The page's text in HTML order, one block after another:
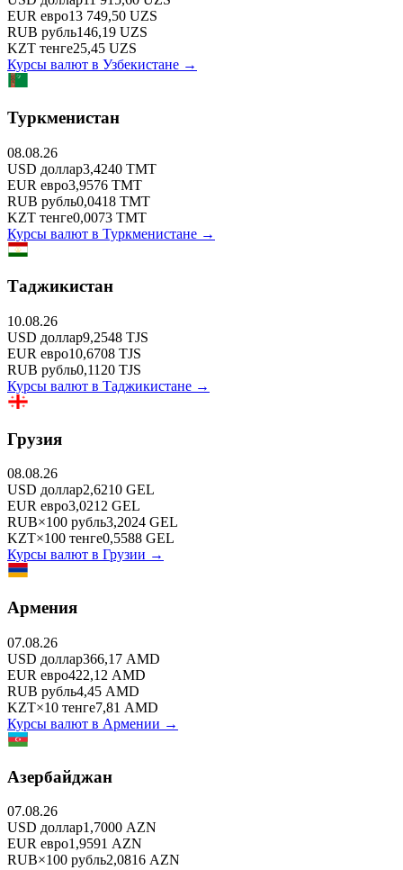
EUR евро13 749,50 UZS
RUB рубль146,19 UZS
KZT тенге25,45 UZS
Курсы валют в Узбекистане →
Туркменистан
08.08.26
USD доллар3,4240 TMT
EUR евро3,9576 TMT
RUB рубль0,0418 TMT
KZT тенге0,0073 TMT
Курсы валют в Туркменистане →
Таджикистан
10.08.26
USD доллар9,2548 TJS
EUR евро10,6708 TJS
RUB рубль0,1120 TJS
Курсы валют в Таджикистане →
Грузия
08.08.26
USD доллар2,6210 GEL
EUR евро3,0212 GEL
RUB×100 рубль3,2024 GEL
KZT×100 тенге0,5588 GEL
Курсы валют в Грузии →
Армения
07.08.26
USD доллар366,17 AMD
EUR евро422,12 AMD
RUB рубль4,45 AMD
KZT×10 тенге7,81 AMD
Курсы валют в Армении →
Азербайджан
07.08.26
USD доллар1,7000 AZN
EUR евро1,9591 AZN
RUB×100 рубль2,0816 AZN